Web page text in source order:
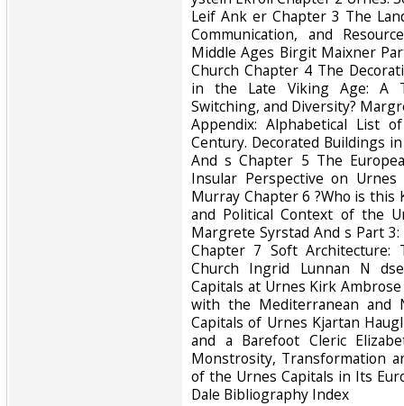
Leif Ank er Chapter 3 The
Communication, and
Middle Ages Birgit Maixner
Church Chapter 4 The
in the Late Viking Age: A
Switching, and Diversity?
Appendix: Alphabetical List
Century. Decorated Buildings
And s Chapter 5 The
Insular Perspective on
Murray Chapter 6 ?Who is this
and Political Context of the
Margrete Syrstad And s Part
Chapter 7 Soft Architecture:
Church Ingrid Lunnan N
Capitals at Urnes Kirk
with the Mediterranean and
Capitals of Urnes Kjartan
and a Barefoot Cleric
Monstrosity, Transformation
of the Urnes Capitals in Its
Dale Bibliography Index‎